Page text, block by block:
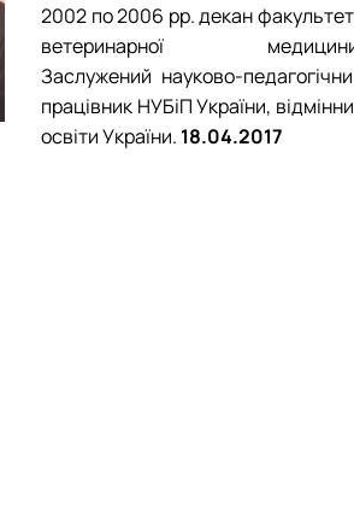
2002 по 2006 рр. декан
ветеринарної
Заслужений науково-
працівник НУБіП України,
освіти України. 18.04.2017